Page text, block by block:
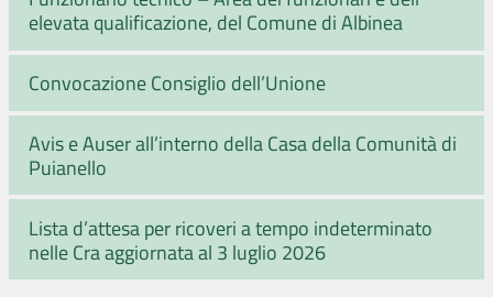
elevata qualificazione, del Comune di Albinea
Convocazione Consiglio dell’Unione
Avis e Auser all’interno della Casa della Comunità di
Puianello
Lista d’attesa per ricoveri a tempo indeterminato
nelle Cra aggiornata al 3 luglio 2026